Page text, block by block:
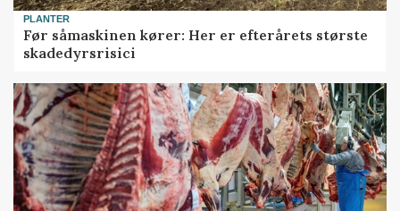
PLANTER
Før såmaskinen kører: Her er efterårets største
skadedyrsrisici